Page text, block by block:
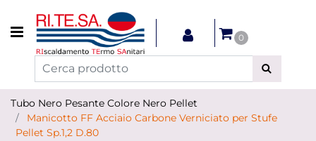
Open menu
0
Tubo Nero Pesante Colore Nero Pellet
Manicotto FF Acciaio Carbone Verniciato per Stufe
Pellet Sp.1,2 D.80